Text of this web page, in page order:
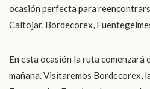
ocasión perfecta para
Caltojar, Bordecorex,
En esta ocasión la ruta comenzará
mañana. Visitaremos Bordecorex,